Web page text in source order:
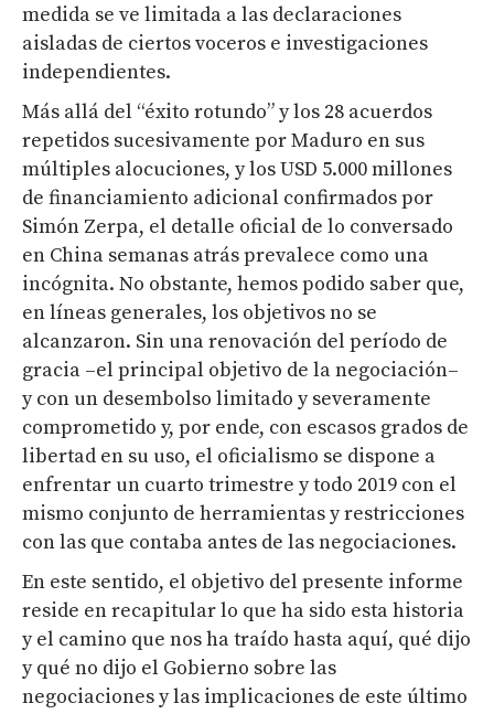
medida se ve limitada a las declaraciones
aisladas de ciertos voceros e investigaciones
independientes.
Más allá del “éxito rotundo” y los 28 acuerdos
repetidos sucesivamente por Maduro en sus
múltiples alocuciones, y los USD 5.000 millones
de financiamiento adicional confirmados por
Simón Zerpa, el detalle oficial de lo conversado
en China semanas atrás prevalece como una
incógnita. No obstante, hemos podido saber que,
en líneas generales, los objetivos no se
alcanzaron. Sin una renovación del período de
gracia –el principal objetivo de la negociación–
y con un desembolso limitado y severamente
comprometido y, por ende, con escasos grados de
libertad en su uso, el oficialismo se dispone a
enfrentar un cuarto trimestre y todo 2019 con el
mismo conjunto de herramientas y restricciones
con las que contaba antes de las negociaciones.
En este sentido, el objetivo del presente informe
reside en recapitular lo que ha sido esta historia
y el camino que nos ha traído hasta aquí, qué dijo
y qué no dijo el Gobierno sobre las
negociaciones y las implicaciones de este último